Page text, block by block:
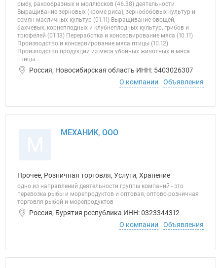
рыбу, ракообразных и моллюсков (46.38) деятельности
Выращивание зерновых (кроме риса), зернобобовых культур и
семян масличных культур (01.11) Выращивание овощей,
бахчевых, корнеплодных и клубнеплодных культур, грибов и
трюфелей (01.13) Переработка и консервирование мяса (10.11)
Производство и консервирование мяса птицы (10.12)
Производство продукции из мяса убойных животных и мяса
птицы...
Россия, Новосибирская область ИНН: 5403026307
О компании
Объявления
МЕХАНИК, ООО
Прочее, Розничная торговля, Услуги, Хранение
одно из направлений деятельности группы компаний - это
перевозка рыбы и морепродуктов и оптовая, оптово-розничная
торговля рыбой и морепродуктов
Россия, Бурятия республика ИНН: 0323344312
О компании
Объявления